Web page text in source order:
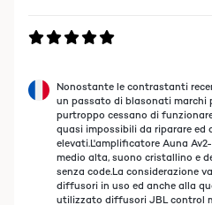
Nonostante le contrastanti
un passato di blasonati marchi
purtroppo cessano di
quasi impossibili da riparare ed
elevati.L'amplificatore Auna
medio alta, suono cristallino e
senza code.La considerazione
diffusori in uso ed anche alla
utilizzato diffusori JBL control